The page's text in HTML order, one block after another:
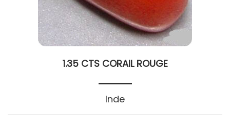
1.35 CTS CORAIL ROUGE
Inde